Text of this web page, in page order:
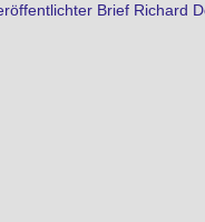
Brief Richard